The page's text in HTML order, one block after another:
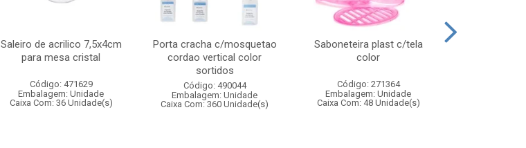
Saleiro de acrilico 7,5x4cm
para mesa cristal
Código: 471629
Embalagem: Unidade
Caixa Com: 36 Unidade(s)
Porta cracha c/mosquetao
cordao vertical color
sortidos
Código: 490044
Embalagem: Unidade
Caixa Com: 360 Unidade(s)
Saboneteira plast c/tela
color
Código: 271364
Embalagem: Unidade
Caixa Com: 48 Unidade(s)